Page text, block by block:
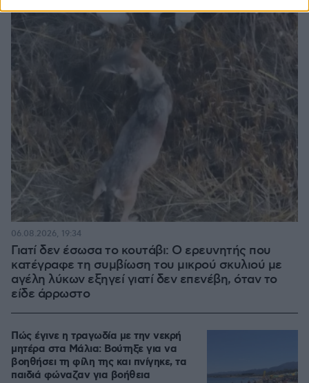
Γιατί δεν έσωσα το κουτάβι: Ο ερευνητής που
κατέγραφε τη συμβίωση του μικρού σκυλιού με
αγέλη λύκων εξηγεί γιατί δεν επενέβη, όταν το
είδε άρρωστο
06.08.2026, 19:34
Πώς έγινε η τραγωδία με την νεκρή
μητέρα στα Μάλια: Βούτηξε για να
βοηθήσει τη φίλη της και πνίγηκε, τα
παιδιά φώναζαν για βοήθεια